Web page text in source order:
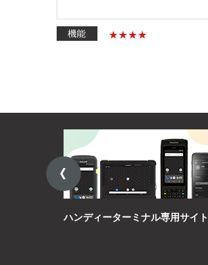
機能
ハンディーターミナル専用サイト